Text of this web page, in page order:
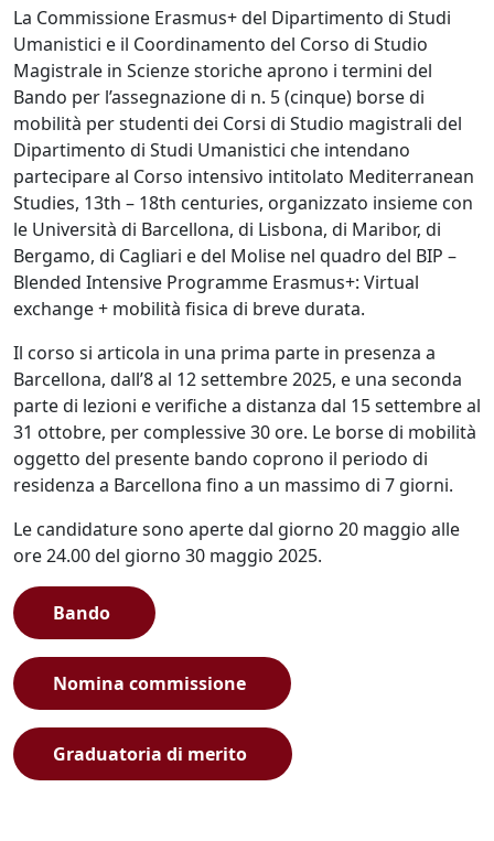
La Commissione Erasmus+ del Dipartimento di Studi
Umanistici e il Coordinamento del Corso di Studio
Magistrale in Scienze storiche aprono i termini del
Bando per l’assegnazione di n. 5 (cinque) borse di
mobilità per studenti dei Corsi di Studio magistrali del
Dipartimento di Studi Umanistici che intendano
partecipare al Corso intensivo intitolato Mediterranean
Studies, 13th – 18th centuries, organizzato insieme con
le Università di Barcellona, di Lisbona, di Maribor, di
Bergamo, di Cagliari e del Molise nel quadro del BIP –
Blended Intensive Programme Erasmus+: Virtual
exchange + mobilità fisica di breve durata.
Il corso si articola in una prima parte in presenza a
Barcellona, dall’8 al 12 settembre 2025, e una seconda
parte di lezioni e verifiche a distanza dal 15 settembre al
31 ottobre, per complessive 30 ore. Le borse di mobilità
oggetto del presente bando coprono il periodo di
residenza a Barcellona fino a un massimo di 7 giorni.
Le candidature sono aperte dal giorno 20 maggio alle
ore 24.00 del giorno 30 maggio 2025.
Bando
Nomina commissione
Graduatoria di merito